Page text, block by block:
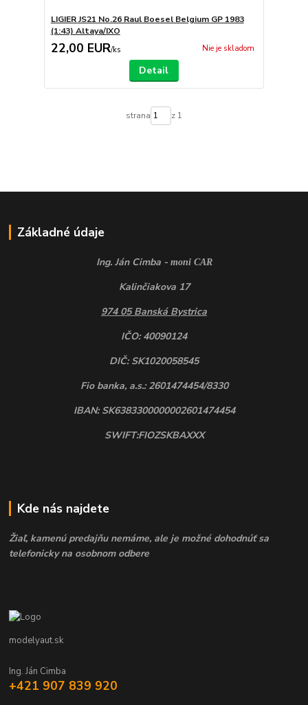
LIGIER JS21 No.26 Raul Boesel Belgium GP 1983
(1:43) Altaya/IXO
22,00 EUR/ks Nie je skladom
Detail
strana z 1
Základné údaje
Ing. Ján Cimba - moni CAR
Kalinčiakova 17
974 05 Banská Bystrica
IČO: 40090124
DIČ: SK1020058545
Fio banka, a.s.: 2601474454/8330
IBAN: SK6383300000002601474454
SWIFT:FIOZSKBAXXX
Kde nás najdete
Žiaľ, kamenú predajňu nemáme, ale je možné dohodnúť sa
telefonicky na osobnom odbere
modelyaut.sk
Ing. Ján Cimba
+421 907 839 920